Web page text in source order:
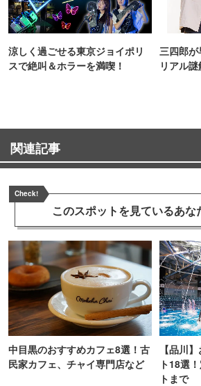
涼しく過ごせる東京ジョイポリ
スで絶叫＆ホラーを満喫！
三四郎が
リアル
関連記事
Check!
このスポットを見ているあな
中目黒のおすすめカフェ8選！古
民家カフェ、チャイ専門店など
【品川
ト18選
トまで